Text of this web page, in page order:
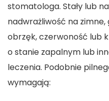
stomatologa. Stały lub
nadwrażliwość na zimne,
obrzęk, czerwoność lub
o stanie zapalnym lub
leczenia. Podobnie
wymagają: